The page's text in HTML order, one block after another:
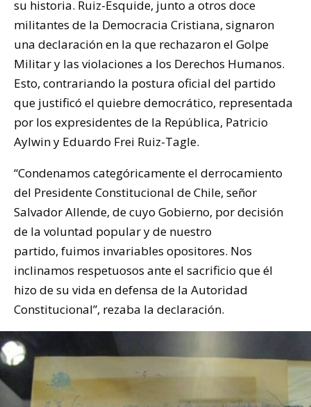
su historia. Ruiz-Esquide, junto a otros doce
militantes de la Democracia Cristiana, signaron
una declaración en la que rechazaron el Golpe
Militar y las violaciones a los Derechos Humanos.
Esto, contrariando la postura oficial del partido
que justificó el quiebre democrático, representada
por los expresidentes de la República, Patricio
Aylwin y Eduardo Frei Ruiz-Tagle.
“Condenamos categóricamente el derrocamiento
del Presidente Constitucional de Chile, señor
Salvador Allende, de cuyo Gobierno, por decisión
de la voluntad popular y de nuestro
partido, fuimos invariables opositores. Nos
inclinamos respetuosos ante el sacrificio que él
hizo de su vida en defensa de la Autoridad
Constitucional”, rezaba la declaración.